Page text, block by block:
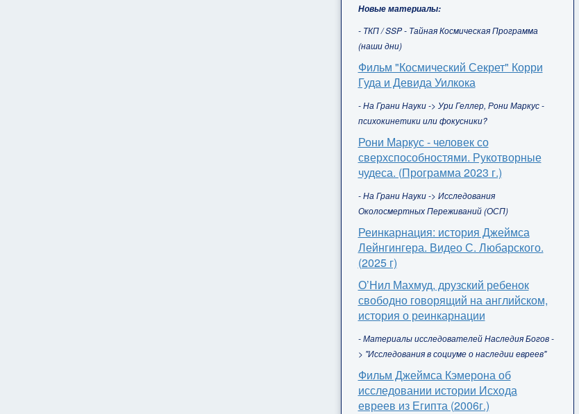
Новые материалы:
- ТКП / SSP - Тайная Космическая Программа
(наши дни)
Фильм "Космический Секрет" Корри
Гуда и Девида Уилкока
- На Грани Науки -> Ури Геллер, Рони Маркус -
психокинетики или фокусники?
Рони Маркус - человек со
сверхспособностями. Рукотворные
чудеса. (Программа 2023 г.)
- На Грани Науки -> Исследования
Околосмертных Переживаний (ОСП)
Реинкарнация: история Джеймса
Лейнгингера. Видео С. Любарского.
(2025 г)
О’Нил Махмуд, друзский ребенок
свободно говорящий на английском,
история о реинкарнации
- Материалы исследователей Наследия Богов -
> "Исследования в социуме о наследии евреев"
Фильм Джеймса Кэмерона об
исследовании истории Исхода
евреев из Египта (2006г.)